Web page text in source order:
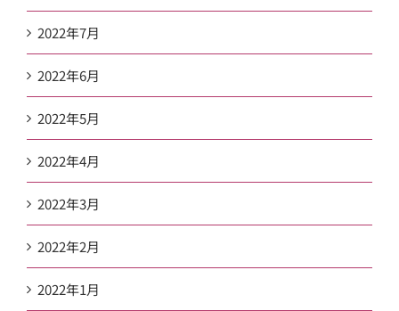
2022年7月
2022年6月
2022年5月
2022年4月
2022年3月
2022年2月
2022年1月